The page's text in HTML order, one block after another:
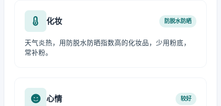
化妆 防脱水防晒
天气炎热，用防脱水防晒指数高的化妆品，少用粉底，
常补粉。
心情 较好